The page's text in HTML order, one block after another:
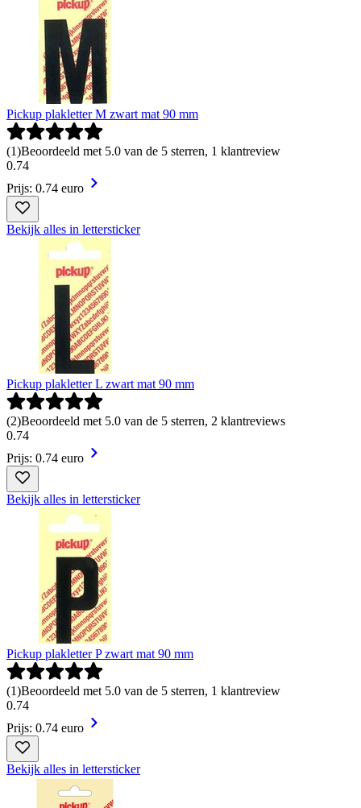
Pickup plakletter M zwart mat 90 mm
(1)Beoordeeld met 5.0 van de 5 sterren, 1 klantreview
0.74
Prijs: 0.74 euro
Bekijk alles in lettersticker
Pickup plakletter L zwart mat 90 mm
(2)Beoordeeld met 5.0 van de 5 sterren, 2 klantreviews
0.74
Prijs: 0.74 euro
Bekijk alles in lettersticker
Pickup plakletter P zwart mat 90 mm
(1)Beoordeeld met 5.0 van de 5 sterren, 1 klantreview
0.74
Prijs: 0.74 euro
Bekijk alles in lettersticker